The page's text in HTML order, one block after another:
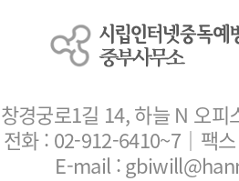
경궁로1길 14, 하늘 N 오
전화 : 02-912-6410~7 ｜팩
E-mail :